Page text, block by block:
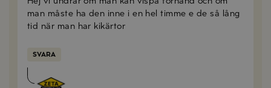
man måste ha den inne i en hel timme e de så lång
tid när man har kikärtor
SVARA
Emma Olsson